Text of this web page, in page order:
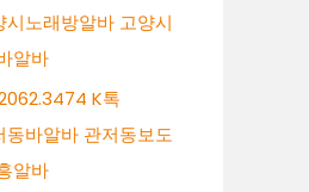
노래방알바 고양시
알바
K톡
바알바 관저동보도
알바